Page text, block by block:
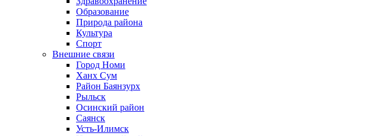
Образование
Природа района
Культура
Спорт
Внешние связи
Город Номи
Ханх Сум
Район Баянзурх
Рыльск
Осинский район
Саянск
Усть-Илимск